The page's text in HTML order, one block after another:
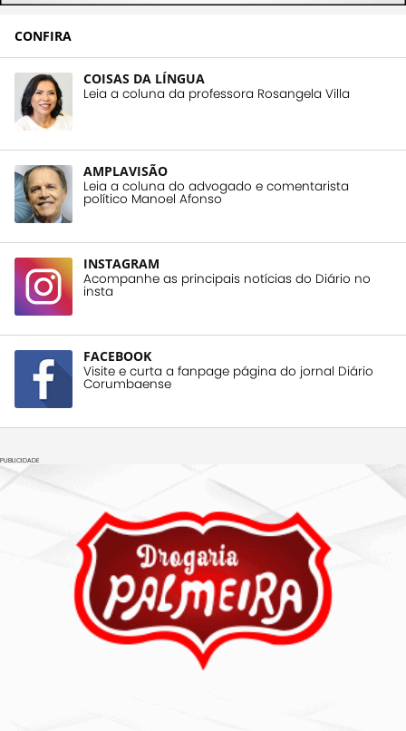
CONFIRA
COISAS DA LÍNGUA
Leia a coluna da professora Rosangela Villa
AMPLAVISÃO
Leia a coluna do advogado e comentarista
político Manoel Afonso
INSTAGRAM
Acompanhe as principais notícias do Diário no
insta
FACEBOOK
Visite e curta a fanpage página do jornal Diário
Corumbaense
PUBLICIDADE